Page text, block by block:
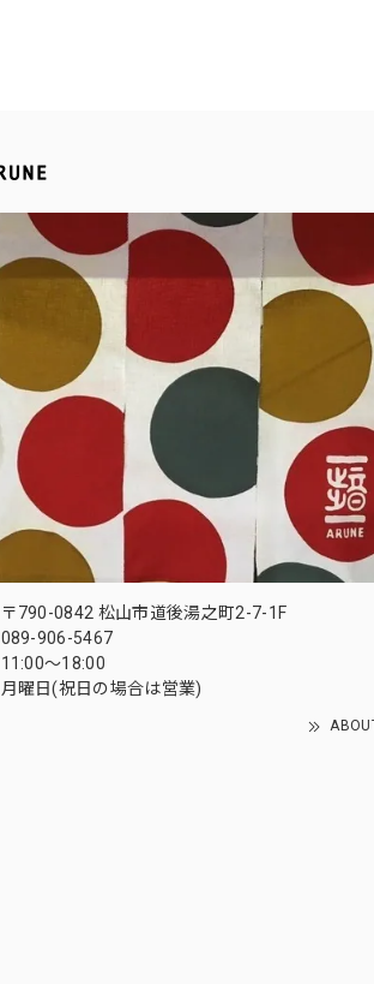
〒790-0842 松山市道後湯之町2-7-1F
089-906-5467
11:00〜18:00
月曜日(祝日の場合は営業)